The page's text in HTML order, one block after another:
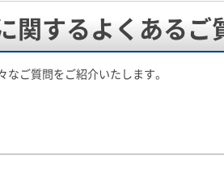
関するよくあるご
ご質問をご紹介いたします。